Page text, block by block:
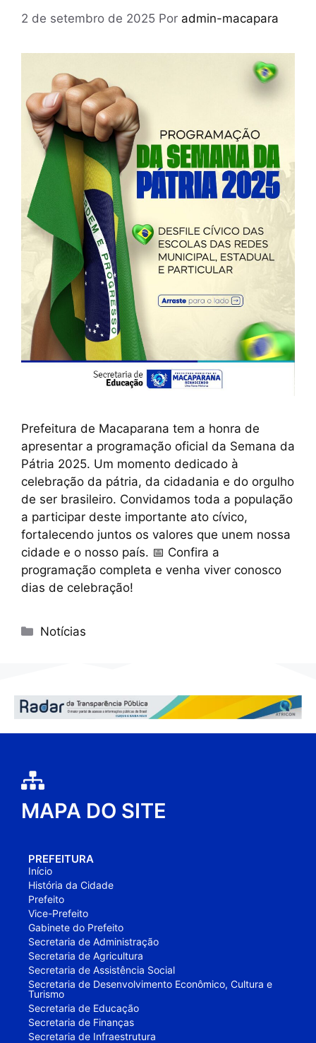
2 de setembro de 2025 Por admin-macapara
Prefeitura de Macaparana tem a honra de
apresentar a programação oficial da Semana da
Pátria 2025. Um momento dedicado à
celebração da pátria, da cidadania e do orgulho
de ser brasileiro. Convidamos toda a população
a participar deste importante ato cívico,
fortalecendo juntos os valores que unem nossa
cidade e o nosso país. 📅 Confira a
programação completa e venha viver conosco
dias de celebração!
Notícias
MAPA DO SITE
PREFEITURA
Início
História da Cidade
Prefeito
Vice-Prefeito
Gabinete do Prefeito
Secretaria de Administração
Secretaria de Agricultura
Secretaria de Assistência Social
Secretaria de Desenvolvimento Econômico, Cultura e
Turismo
Secretaria de Educação
Secretaria de Finanças
Secretaria de Infraestrutura